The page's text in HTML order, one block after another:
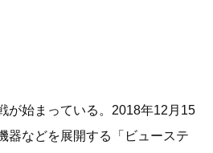
が始まっている。2018年12月15
器などを展開する「ビューステ